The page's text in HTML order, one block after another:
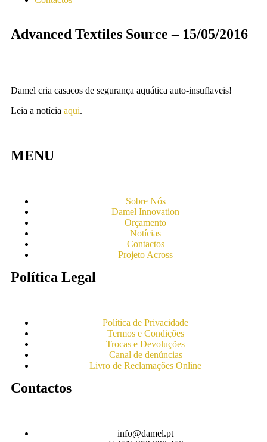
Advanced Textiles Source – 15/05/2016
Damel cria casacos de segurança aquática auto-insuflaveis!
Leia a notícia aqui.
MENU
Sobre Nós
Damel Innovation
Orçamento
Notícias
Contactos
Projeto Across
Política Legal
Política de Privacidade
Termos e Condições
Trocas e Devoluções
Canal de denúncias
Livro de Reclamações Online
Contactos
info@damel.pt